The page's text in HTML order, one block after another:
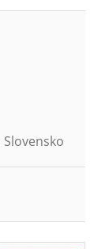
Slovensko